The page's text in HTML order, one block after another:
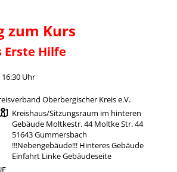
zum Kurs
Erste Hilfe
16:30 Uhr
Oberbergischer Kreis e.V.
Kreishaus/Sitzungsraum im hinteren
Gebäude Moltkestr. 44 Moltke Str. 44
51643 Gummersbach
!!!Nebengebäude!!! Hinteres Gebäude
Einfahrt Linke Gebäudeseite